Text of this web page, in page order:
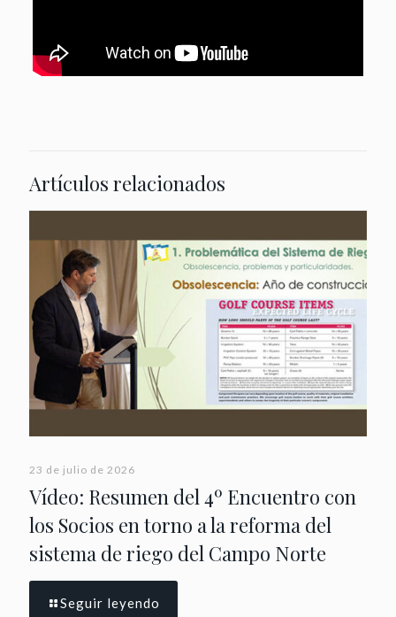
Artículos relacionados
23 de julio de 2026
Vídeo: Resumen del 4º Encuentro con
los Socios en torno a la reforma del
sistema de riego del Campo Norte
Seguir leyendo